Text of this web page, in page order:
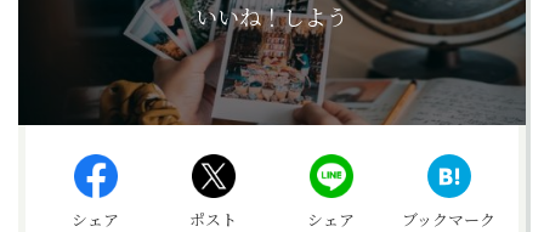
いいね！しよう
シェア ポスト シェア ブックマーク